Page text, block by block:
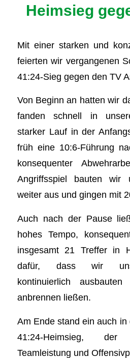
Heimsieg
Mit einer starken und
feierten wir vergangenen
41:24-Sieg gegen den TV
Von Beginn an hatten wir
fanden schnell in
starker Lauf in der
früh eine 10:6-Führung
konsequenter
Angriffsspiel bauten wir
weiter aus und gingen mit
Auch nach der Pause
hohes Tempo,
insgesamt 21 Treffer in
dafür, dass wir
kontinuierlich
anbrennen ließen.
Am Ende stand ein auch
41:24-Heimsieg,
Teamleistung und